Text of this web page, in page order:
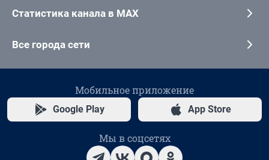
Статистика канала в MAX
Все города сети
Мобильное приложение
Google Play App Store
Мы в соцсетях